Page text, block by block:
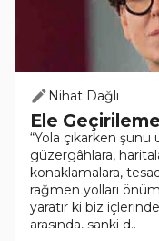
Nihat Dağlı
Ele
“Yola çıkarken
güzergâhlara,
konaklamalara,
rağmen yolları
yaratır ki biz
arasında, sanki d..